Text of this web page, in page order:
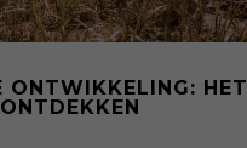
ONTWIKKELING: HET